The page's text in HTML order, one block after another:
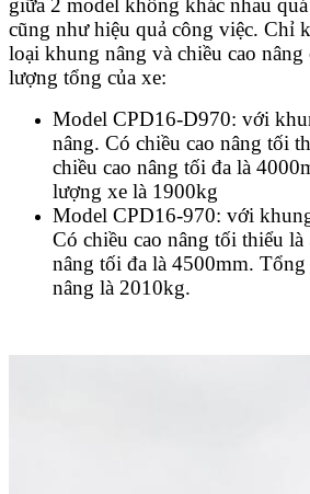
giữa 2 model không khác nhau
cũng như hiệu quả công việc. Chỉ
loại khung nâng và chiều cao
lượng tổng của xe:
Model CPD16-D970: với
nâng. Có chiều cao nâng tối
chiều cao nâng tối đa là
lượng xe là 1900kg
Model CPD16-970: với
Có chiều cao nâng tối thiểu
nâng tối đa là 4500mm.
nâng là 2010kg.